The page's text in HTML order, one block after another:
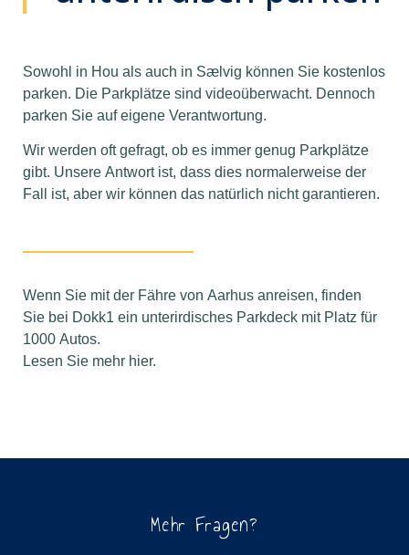
Sowohl in Hou als auch in Sælvig können Sie kostenlos
parken. Die Parkplätze sind videoüberwacht. Dennoch
parken Sie auf eigene Verantwortung.
Wir werden oft gefragt, ob es immer genug Parkplätze
gibt. Unsere Antwort ist, dass dies normalerweise der
Fall ist, aber wir können das natürlich nicht garantieren.
Wenn Sie mit der Fähre von Aarhus anreisen, finden
Sie bei Dokk1 ein unterirdisches Parkdeck mit Platz für
1000 Autos.
Lesen Sie mehr hier.
Mehr Fragen?